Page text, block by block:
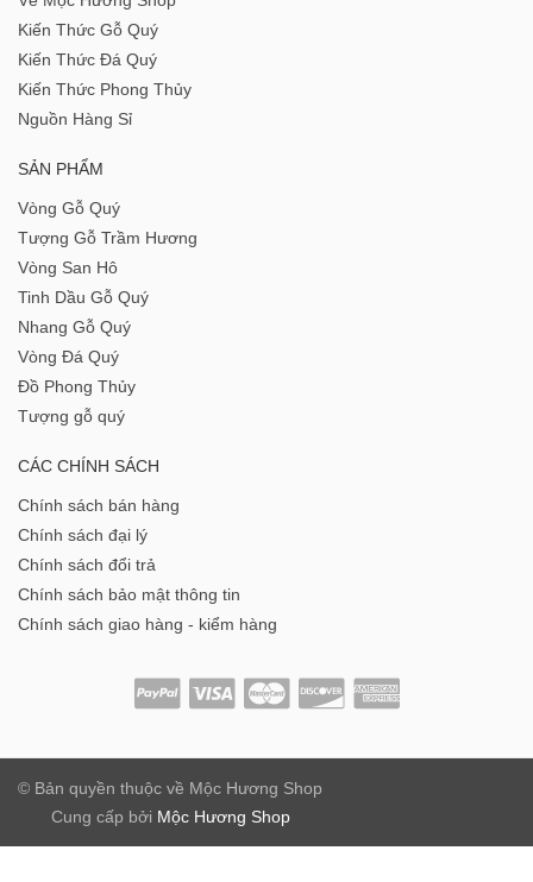
Kiến Thức Gỗ Quý
Kiến Thức Đá Quý
Kiến Thức Phong Thủy
Nguồn Hàng Sỉ
SẢN PHẨM
Vòng Gỗ Quý
Tượng Gỗ Trầm Hương
Vòng San Hô
Tinh Dầu Gỗ Quý
Nhang Gỗ Quý
Vòng Đá Quý
Đồ Phong Thủy
Tượng gỗ quý
CÁC CHÍNH SÁCH
Chính sách bán hàng
Chính sách đại lý
Chính sách đổi trả
Chính sách bảo mật thông tin
Chính sách giao hàng - kiểm hàng
© Bản quyền thuộc về Mộc Hương Shop
Cung cấp bởi Mộc Hương Shop